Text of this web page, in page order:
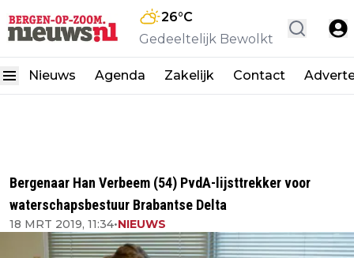
26°C
Gedeeltelijk Bewolkt
Nieuws Agenda Zakelijk Contact
Bergenaar Han Verbeem (54) PvdA-lijsttrekker voor
waterschapsbestuur Brabantse Delta
18 MRT 2019, 11:34•NIEUWS